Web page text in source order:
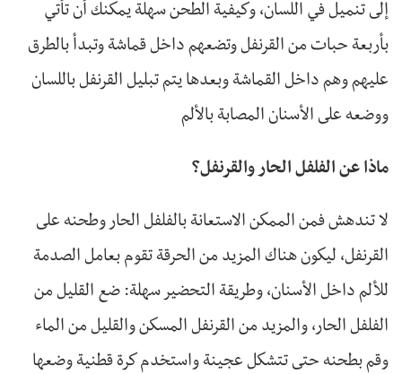
إلى تنميل في اللسان، وكيفية الطحن سهلة يمكنك أن تأتي
بأربعة حبات من القرنفل وتضعهم داخل قماشة وتبدأ بالطرق
عليهم وهم داخل القماشة وبعدها يتم تبليل القرنفل باللسان
ووضعه على الأسنان المصابة بالألم
ماذا عن الفلفل الحار والقرنفل؟
لا تندهش فمن الممكن الاستعانة بالفلفل الحار وطحنه على
القرنفل، ليكون هناك المزيد من الحرقة تقوم بعامل الصدمة
للألم داخل الأسنان، وطريقة التحضير سهلة: ضع القليل من
الفلفل الحار، والمزيد من القرنفل المسكن والقليل من الماء
وقم بطحنه حتى تتشكل عجينة واستخدم كرة قطنية وضعها